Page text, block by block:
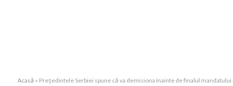
Acasă » Președintele Serbiei spune că va demisiona înainte de finalul